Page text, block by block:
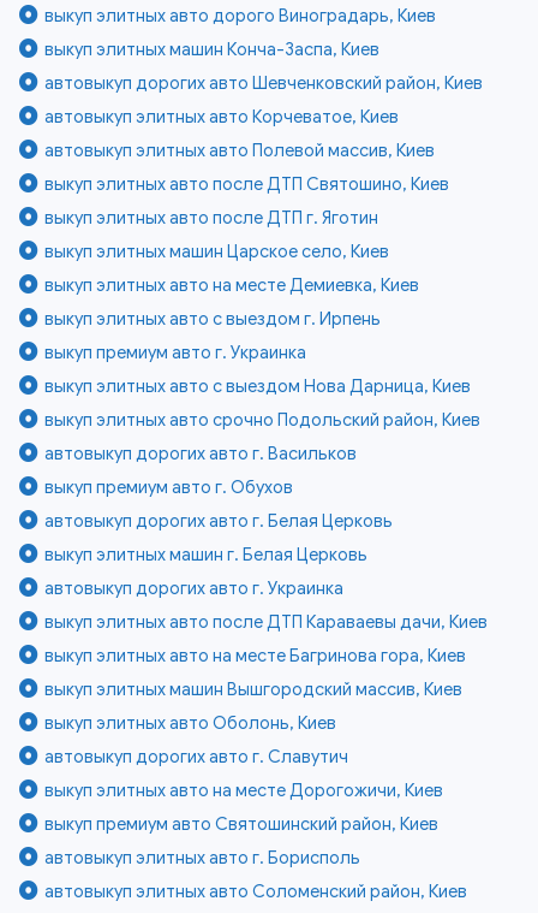
выкуп элитных авто дорого Виноградарь, Киев
выкуп элитных машин Конча-Заспа, Киев
автовыкуп дорогих авто Шевченковский район, Киев
автовыкуп элитных авто Корчеватое, Киев
автовыкуп элитных авто Полевой массив, Киев
выкуп элитных авто после ДТП Святошино, Киев
выкуп элитных авто после ДТП г. Яготин
выкуп элитных машин Царское село, Киев
выкуп элитных авто на месте Демиевка, Киев
выкуп элитных авто с выездом г. Ирпень
выкуп премиум авто г. Украинка
выкуп элитных авто с выездом Нова Дарница, Киев
выкуп элитных авто срочно Подольский район, Киев
автовыкуп дорогих авто г. Васильков
выкуп премиум авто г. Обухов
автовыкуп дорогих авто г. Белая Церковь
выкуп элитных машин г. Белая Церковь
автовыкуп дорогих авто г. Украинка
выкуп элитных авто после ДТП Караваевы дачи, Киев
выкуп элитных авто на месте Багринова гора, Киев
выкуп элитных машин Вышгородский массив, Киев
выкуп элитных авто Оболонь, Киев
автовыкуп дорогих авто г. Славутич
выкуп элитных авто на месте Дорогожичи, Киев
выкуп премиум авто Святошинский район, Киев
автовыкуп элитных авто г. Борисполь
автовыкуп элитных авто Соломенский район, Киев